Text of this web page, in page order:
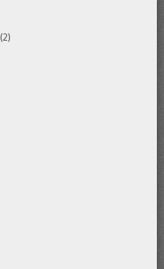
(2)